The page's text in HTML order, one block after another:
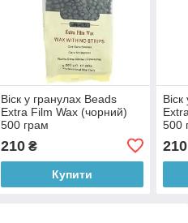
Віск у гранулах Beads
Extra Film Wax (чорний)
500 грам
210₴
Купити
500
210